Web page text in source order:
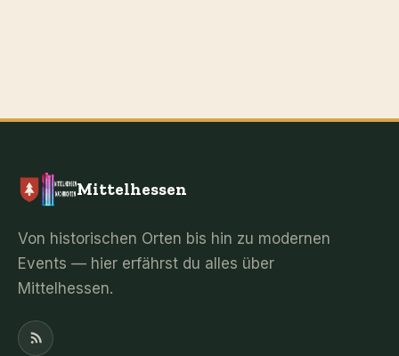
Mittelhessen
Von historischen Orten bis hin zu modernen
Events — hier erfährst du alles über
Mittelhessen.